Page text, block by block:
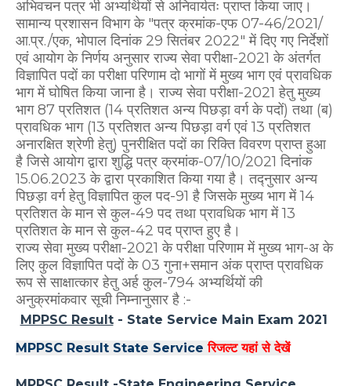
अभिवचन पत्र भी अभ्यर्थियों से अनिवार्यतः प्राप्त किया जाए।
सामान्य प्रशासन विभाग के "पत्र क्रमांक-एफ 07-46/2021/
आ.प्र./एक, भोपाल दिनांक 29 सितंबर 2022" में दिए गए निर्देशों
एवं आयोग के निर्णय अनुसार राज्य सेवा परीक्षा-2021 के अंतर्गत
विज्ञापित पदों का परीक्षा परिणाम दो भागों में मुख्य भाग एवं प्रावधिक
भाग में घोषित किया जाना है। राज्य सेवा परीक्षा-2021 हेतु मुख्य
भाग 87 प्रतिशत (14 प्रतिशत अन्य पिछड़ा वर्ग के पदों) तथा (ब)
प्रावधिक भाग (13 प्रतिशत अन्य पिछड़ा वर्ग एवं 13 प्रतिशत
अनारक्षित श्रेणी हेतु) पुनरीक्षित पदों का रिक्ति विवरण प्राप्त हुआ
है जिसे आयोग द्वारा शुद्धि पत्र क्रमांक-07/10/2021 दिनांक
15.06.2023 के द्वारा प्रकाशित किया गया है। तद्नुसार अन्य
पिछड़ा वर्ग हेतु विज्ञापित कुल पद-91 है जिसके मुख्य भाग में 14
प्रतिशत के मान से कुल-49 पद तथा प्रावधिक भाग में 13
प्रतिशत के मान से कुल-42 पद प्राप्त हुए है।
राज्य सेवा मुख्य परीक्षा-2021 के परीक्षा परिणाम में मुख्य भाग-अ के
लिए कुल विज्ञापित पदों के 03 गुना+समान अंक प्राप्त प्रावधिक
रूप से साक्षात्कार हेतु अर्ह कुल-794 अभ्यर्थियों की
अनुक्रमांकवार सूची निम्नानुसार है :-
MPPSC Result- State Service Main Exam 2021
MPPSC Result State Serviceरिजल्ट यहां से देखें